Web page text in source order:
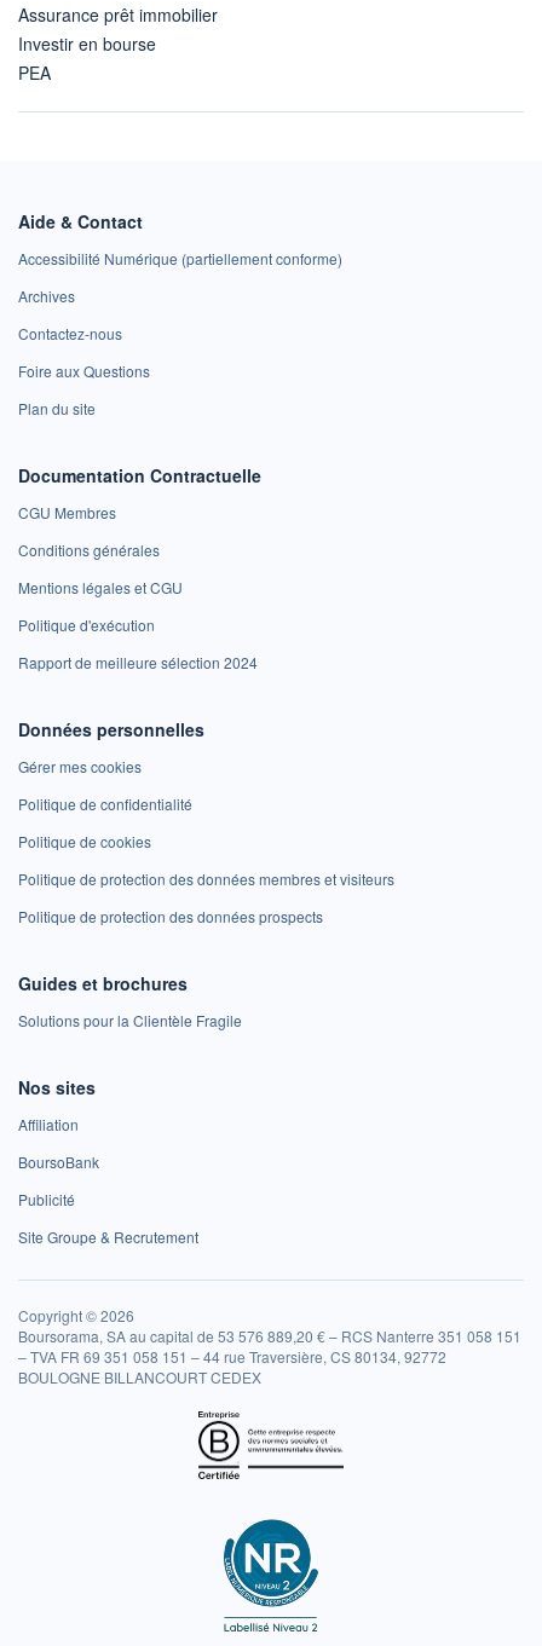
Assurance prêt immobilier
Investir en bourse
PEA
Aide & Contact
Accessibilité Numérique (partiellement conforme)
Archives
Contactez-nous
Foire aux Questions
Plan du site
Documentation Contractuelle
CGU Membres
Conditions générales
Mentions légales et CGU
Politique d'exécution
Rapport de meilleure sélection 2024
Données personnelles
Gérer mes cookies
Politique de confidentialité
Politique de cookies
Politique de protection des données membres et visiteurs
Politique de protection des données prospects
Guides et brochures
Solutions pour la Clientèle Fragile
Nos sites
Affiliation
BoursoBank
Publicité
Site Groupe & Recrutement
Copyright © 2026
Boursorama, SA au capital de 53 576 889,20 € – RCS Nanterre 351 058 151
– TVA FR 69 351 058 151 – 44 rue Traversière, CS 80134, 92772
BOULOGNE BILLANCOURT CEDEX